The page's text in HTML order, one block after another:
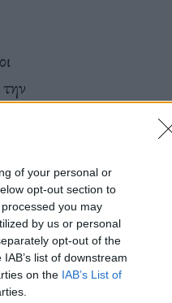
of your personal or
opt-out section to
you may
by us or personal
opt-out of the
list of downstream
on the IAB’s List of